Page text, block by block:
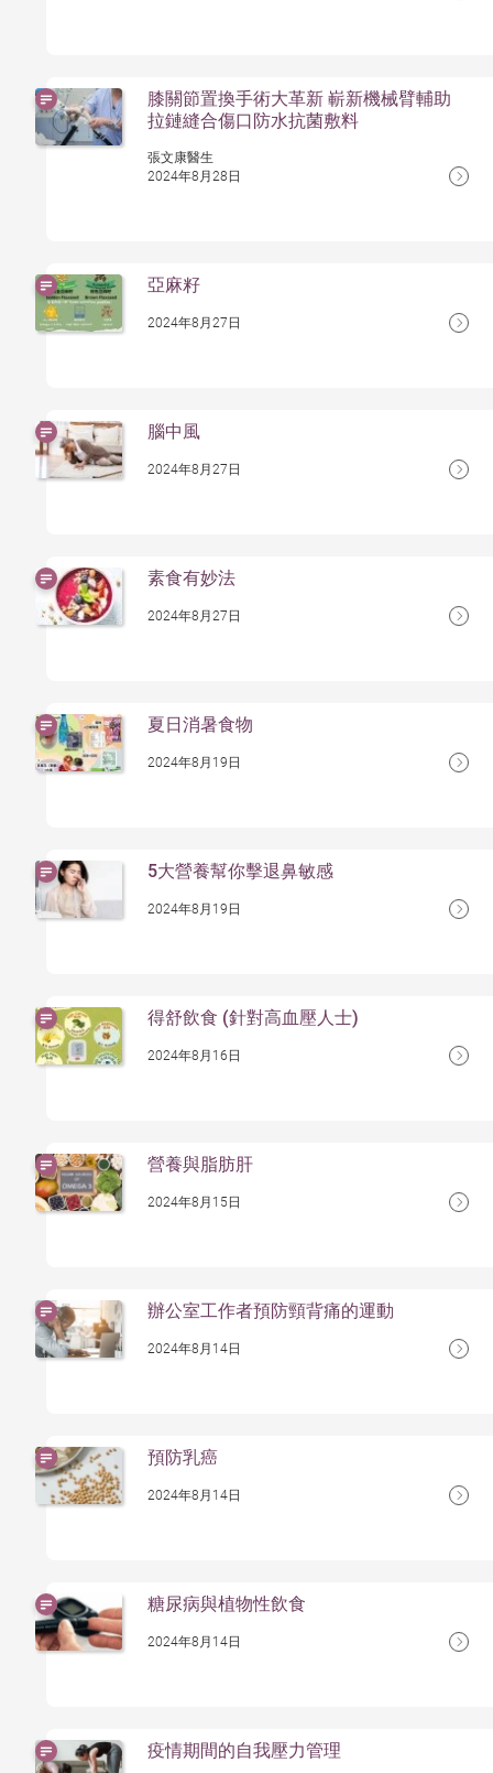
膝關節置換手術大革新 嶄新機械臂輔助
拉鏈縫合傷口防水抗菌敷料
張文康醫生
2024年8月28日
亞麻籽
2024年8月27日
腦中風
2024年8月27日
素食有妙法
2024年8月27日
夏日消暑食物
2024年8月19日
5大營養幫你擊退鼻敏感
2024年8月19日
得舒飲食 (針對高血壓人士)
2024年8月16日
營養與脂肪肝
2024年8月15日
辦公室工作者預防頸背痛的運動
2024年8月14日
預防乳癌
2024年8月14日
糖尿病與植物性飲食
2024年8月14日
疫情期間的自我壓力管理